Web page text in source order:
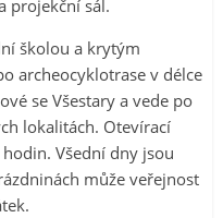
projekční sál.
školou a krytým
archeocyklotrase v délce
se Všestary a vede po
lokalitách. Otevírací
Všední dny jsou
může veřejnost